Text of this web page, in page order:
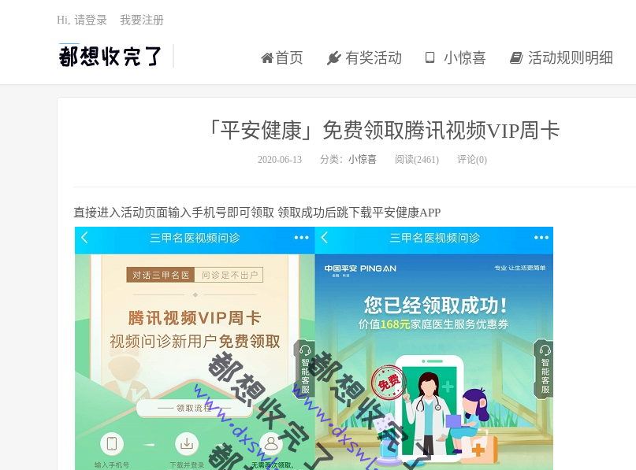
首页 有奖活动 小惊喜 活动规则明细
Hi, 请登录 我要注册
「平安健康」免费领取腾讯视频VIP周卡
2020-06-13 分类： 小惊喜 阅读(2461) 评论(0)
直接进入活动页面输入手机号即可领取 领取成功后跳下载平安健康APP